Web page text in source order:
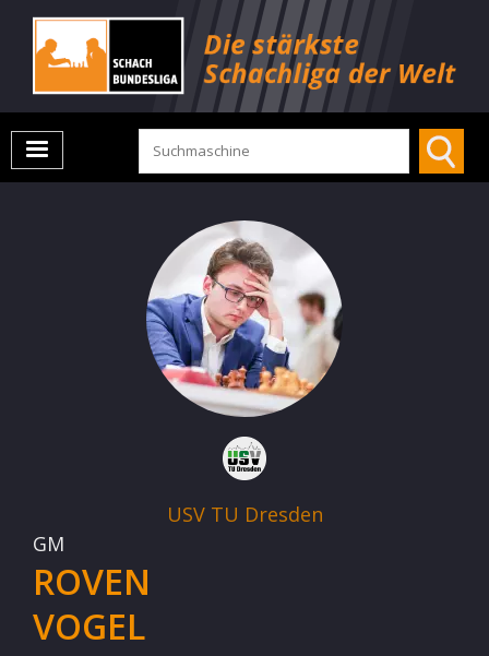
USV TU Dresden
GM
ROVEN
VOGEL